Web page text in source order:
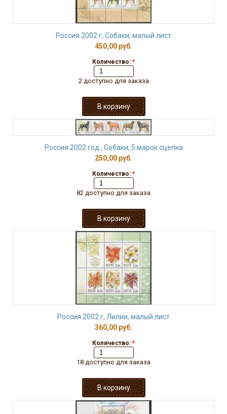
Россия 2002 г, Собаки, малый лист
450,00 руб.
Количество: *
2 доступно для заказа
Россия 2002 год , Собаки, 5 марок сцепка
250,00 руб.
Количество: *
82 доступно для заказа
Россия 2002 г, Лилии, малый лист
360,00 руб.
Количество: *
18 доступно для заказа